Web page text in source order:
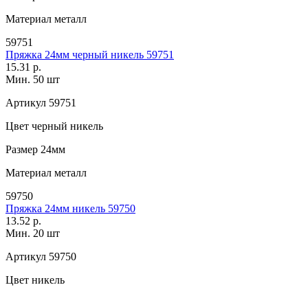
Материал металл
59751
Пряжка 24мм черный никель 59751
15.31 р.
Мин. 50 шт
Артикул 59751
Цвет черный никель
Размер 24мм
Материал металл
59750
Пряжка 24мм никель 59750
13.52 р.
Мин. 20 шт
Артикул 59750
Цвет никель